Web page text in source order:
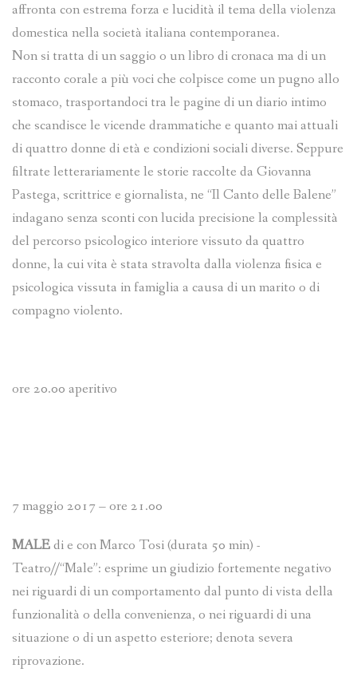
affronta con estrema forza e lucidità il tema della violenza
domestica nella società italiana contemporanea.
Non si tratta di un saggio o un libro di cronaca ma di un
racconto corale a più voci che colpisce come un pugno allo
stomaco, trasportandoci tra le pagine di un diario intimo
che scandisce le vicende drammatiche e quanto mai attuali
di quattro donne di età e condizioni sociali diverse. Seppure
filtrate letterariamente le storie raccolte da Giovanna
Pastega, scrittrice e giornalista, ne “Il Canto delle Balene”
indagano senza sconti con lucida precisione la complessità
del percorso psicologico interiore vissuto da quattro
donne, la cui vita è stata stravolta dalla violenza fisica e
psicologica vissuta in famiglia a causa di un marito o di
compagno violento.
ore 20.00 aperitivo
7 maggio 2017 – ore 21.00
MALEdi e con Marco Tosi (durata 50 min) -
Teatro//“Male”: esprime un giudizio fortemente negativo
nei riguardi di un comportamento dal punto di vista della
funzionalità o della convenienza, o nei riguardi di una
situazione o di un aspetto esteriore; denota severa
riprovazione.